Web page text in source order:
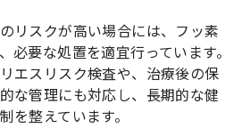
リスクが高い場合には、フッ素
必要な処置を適宜行っています。
エスリスク検査や、治療後の保
な管理にも対応し、長期的な健
を整えています。